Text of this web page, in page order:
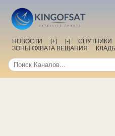
НОВОСТИ [+] [-] СПУТНИКИ
ЗОНЫ ОХВАТА ВЕЩАНИЯ